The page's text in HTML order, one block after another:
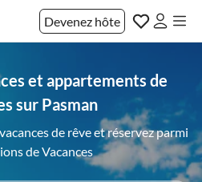
Devenez hôte
et appartements de
sur Pasman
de rêve et réservez parmi
de Vacances